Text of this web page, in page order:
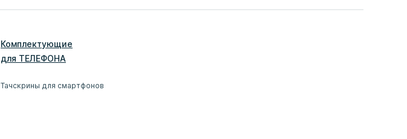
Комплектующие
для ТЕЛЕФОНА
Тачскрины для смартфонов